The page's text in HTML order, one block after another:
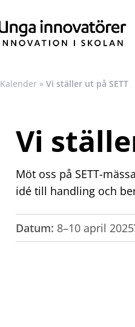
Kalender » Vi ställer ut på SETT
Vi
Möt oss på SETT-
idé till handling och
Datum: 8–10 april 2025